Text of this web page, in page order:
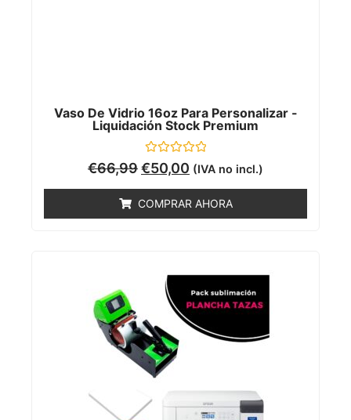
Vaso De Vidrio 16oz Para Personalizar -
Liquidación Stock Premium
Valorado
con
5
€66,99€50,00 (IVA no incl.)
COMPRAR AHORA